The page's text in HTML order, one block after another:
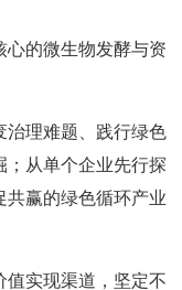
心的微生物发酵与资
治理难题、践行绿色
；从单个企业先行探
共赢的绿色循环产业
值实现渠道，坚定不